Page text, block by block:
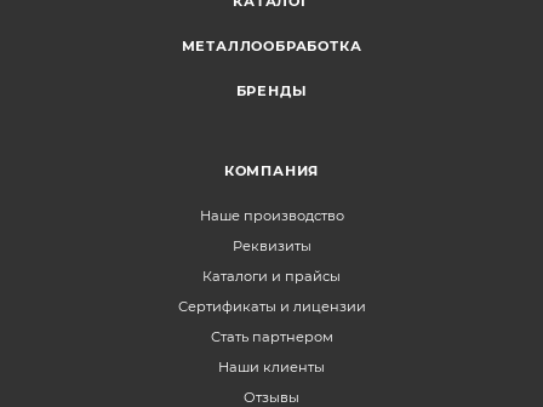
МЕТАЛЛООБРАБОТКА
БРЕНДЫ
КОМПАНИЯ
Наше производство
Реквизиты
Каталоги и прайсы
Сертификаты и лицензии
Стать партнером
Наши клиенты
Отзывы